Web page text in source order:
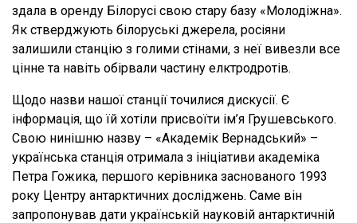
здала в оренду Білорусі свою стару базу «Молодіжна».
Як стверджують білоруські джерела, росіяни
залишили станцію з голими стінами, з неї вивезли все
цінне та навіть обірвали частину елктродротів.
Щодо назви нашої станції точилися дискусії. Є
інформація, що їй хотіли присвоїти ім’я Грушевського.
Свою нинішню назву – «Академік Вернадський» –
українська станція отримала з ініціативи академіка
Петра Гожика, першого керівника заснованого 1993
року Центру антарктичних досліджень. Саме він
запропонував дати українській науковій антарктичній